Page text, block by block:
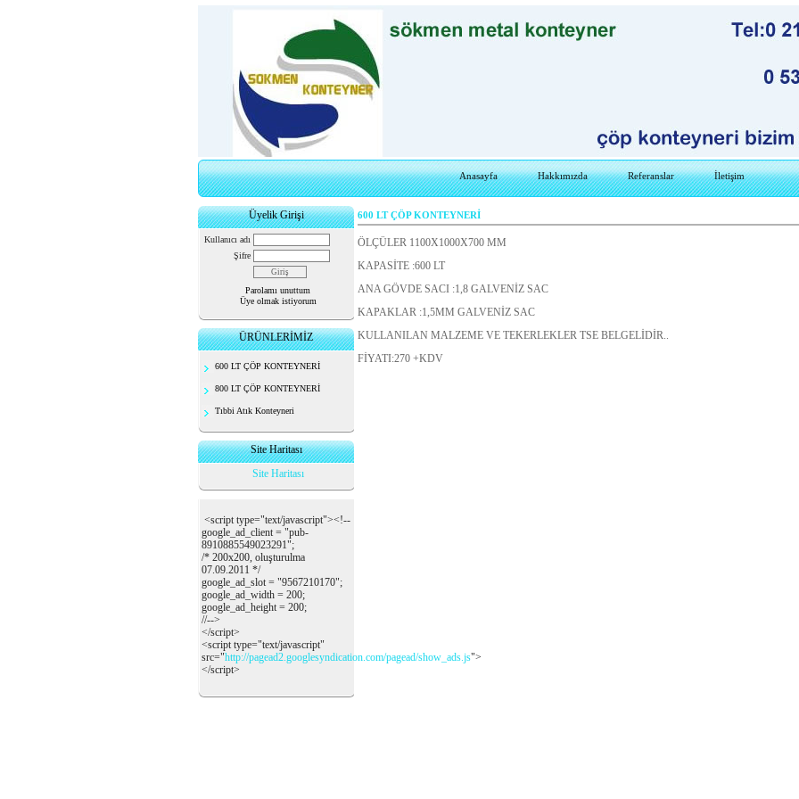
Anasayfa Hakkımızda Referanslar İletişim
Üyelik Girişi
Kullanıcı adı
Şifre
Parolamı unuttum
Üye olmak istiyorum
ÜRÜNLERİMİZ
600 LT ÇÖP KONTEYNERİ
800 LT ÇÖP KONTEYNERİ
Tıbbi Atık Konteyneri
Site Haritası
Site Haritası
<script type="text/javascript"><!--
google_ad_client = "pub-
8910885549023291";
/* 200x200, oluşturulma
07.09.2011 */
google_ad_slot = "9567210170";
google_ad_width = 200;
google_ad_height = 200;
//-->
</script>
<script type="text/javascript"
src="http://pagead2.googlesyndication.com/pagead/show_ads.js">
</script>
600 LT ÇÖP KONTEYNERİ
ÖLÇÜLER 1100X1000X700 MM
KAPASİTE :600 LT
ANA GÖVDE SACI :1,8 GALVENİZ SAC
KAPAKLAR :1,5MM GALVENİZ SAC
KULLANILAN MALZEME VE TEKERLEKLER TSE BELGELİDİR..
FİYATI:270 +KDV